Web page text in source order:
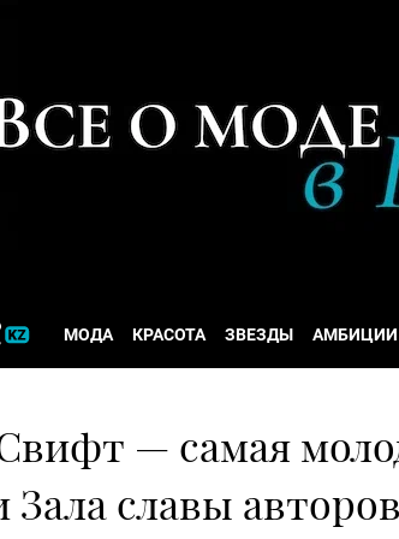
МОДА КРАСОТА ЗВЕЗДЫ АМБИЦИИ
— самая
Зала славы